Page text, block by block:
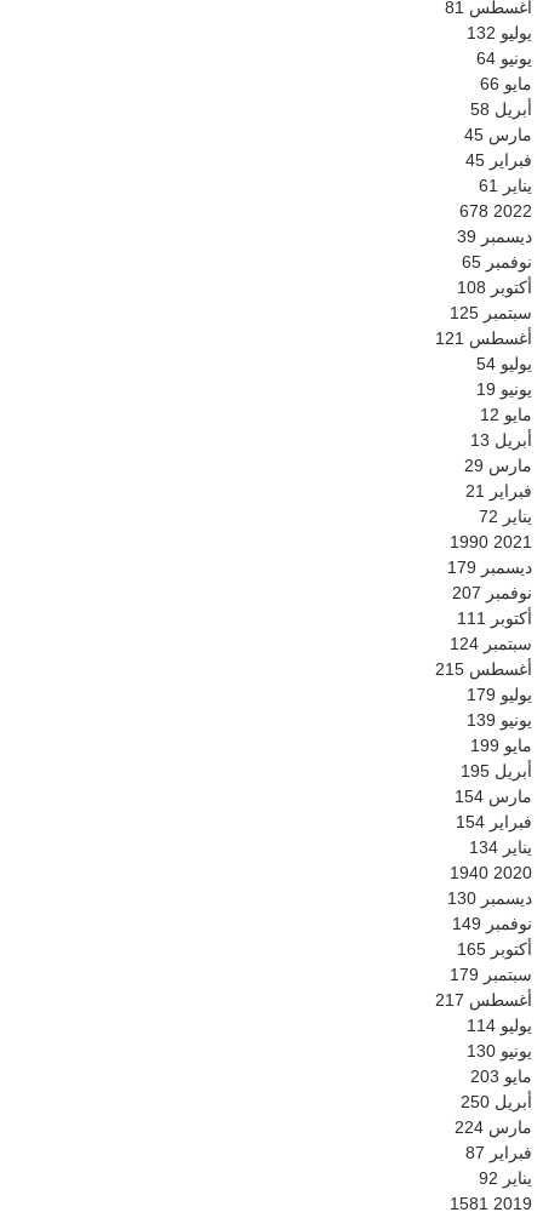
أغسطس 81
يوليو 132
يونيو 64
مايو 66
أبريل 58
مارس 45
فبراير 45
يناير 61
2022
678
ديسمبر 39
نوفمبر 65
أكتوبر 108
سبتمبر 125
أغسطس 121
يوليو 54
يونيو 19
مايو 12
أبريل 13
مارس 29
فبراير 21
يناير 72
2021
1990
ديسمبر 179
نوفمبر 207
أكتوبر 111
سبتمبر 124
أغسطس 215
يوليو 179
يونيو 139
مايو 199
أبريل 195
مارس 154
فبراير 154
يناير 134
2020
1940
ديسمبر 130
نوفمبر 149
أكتوبر 165
سبتمبر 179
أغسطس 217
يوليو 114
يونيو 130
مايو 203
أبريل 250
مارس 224
فبراير 87
يناير 92
2019
1581